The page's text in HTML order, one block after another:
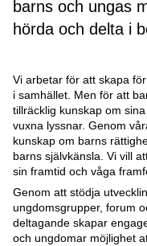
barns och ungas
hörda och delta i
Vi arbetar för att skapa
i samhället. Men för att
tillräcklig kunskap om
vuxna lyssnar. Genom
kunskap om barns
barns självkänsla. Vi vill
sin framtid och våga
Genom att stödja
ungdomsgrupper, forum
deltagande skapar
och ungdomar möjlighet